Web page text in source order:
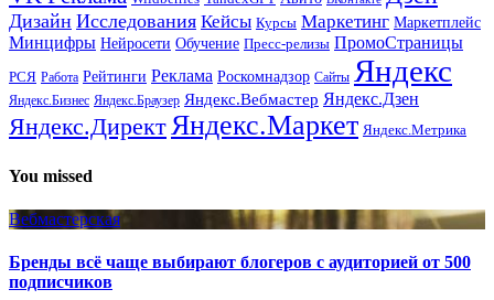
Дизайн Исследования Кейсы Курсы Маркетинг Маркетплейс
Минцифры Нейросети Обучение Пресс-релизы ПромоСтраницы
РСЯ Работа Рейтинги Реклама Роскомнадзор Сайты Яндекс
Яндекс.Бизнес Яндекс.Браузер Яндекс.Вебмастер Яндекс.Дзен
Яндекс.ДиректЯндекс.Маркет Яндекс.Метрика
You missed
Вебмастерская
Бренды всё чаще выбирают блогеров с аудиторией от 500
подписчиков